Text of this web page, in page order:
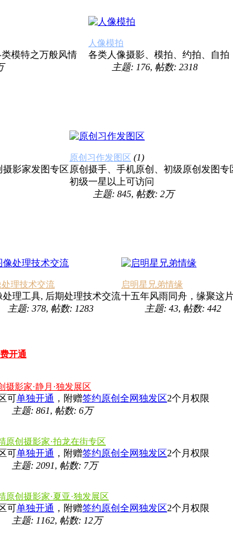
模特之万般风情
人像模拍
各类人像摄影、模拍、约拍、自拍
主题: 176, 帖数: 2318
影家发图专区
原创习作发图区 (1)
原创摄手、手机原创、初级原创发图专
初级一星以上可访问
主题: 845, 帖数: 2万
处理技术交流
处理工具, 后期处理技术交流
主题: 378, 帖数: 1283
启明星兄弟情缘
十五年风雨同舟，缘聚这
主题: 43, 帖数: 442
开通
摄影家·静月·独发展区
可单独开通 ，附赠签约原创全网独发区2个月权限
主题: 861, 帖数: 6万
原创摄影家·拍龙在街专区
可单独开通 ，附赠签约原创全网独发区2个月权限
主题: 2091, 帖数: 7万
原创摄影家·夏亚·独发展区
可单独开通 ，附赠签约原创全网独发区2个月权限
主题: 1162, 帖数: 12万